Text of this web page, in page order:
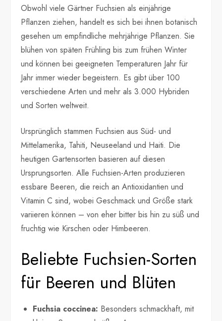
Obwohl viele Gärtner Fuchsien als einjährige
Pflanzen ziehen, handelt es sich bei ihnen botanisch
gesehen um empfindliche mehrjährige Pflanzen. Sie
blühen von späten Frühling bis zum frühen Winter
und können bei geeigneten Temperaturen Jahr für
Jahr immer wieder begeistern. Es gibt über 100
verschiedene Arten und mehr als 3.000 Hybriden
und Sorten weltweit.
Ursprünglich stammen Fuchsien aus Süd- und
Mittelamerika, Tahiti, Neuseeland und Haiti. Die
heutigen Gartensorten basieren auf diesen
Ursprungsorten. Alle Fuchsien-Arten produzieren
essbare Beeren, die reich an Antioxidantien und
Vitamin C sind, wobei Geschmack und Größe stark
variieren können – von eher bitter bis hin zu süß und
fruchtig wie Kirschen oder Himbeeren.
Beliebte Fuchsien-Sorten
für Beeren und Blüten
Fuchsia coccinea: Besonders schmackhaft, mit